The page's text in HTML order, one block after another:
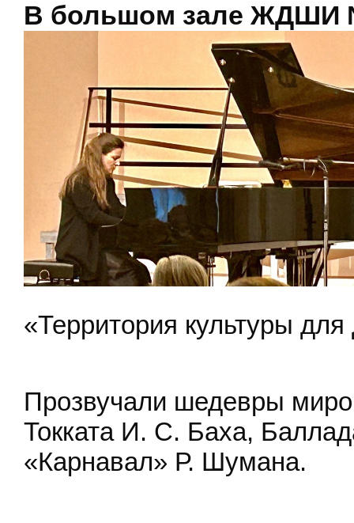
В большом зале ЖДШИ
«Территория культуры
Прозвучали шедевры
Токката И. С. Баха,
«Карнавал» Р. Шумана.